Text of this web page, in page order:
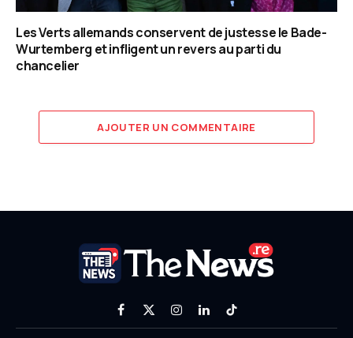
Les Verts allemands conservent de justesse le Bade-
Wurtemberg et infligent un revers au parti du
chancelier
AJOUTER UN COMMENTAIRE
Facebook
X
(Twitter)
Instagram
LinkedInTikTok